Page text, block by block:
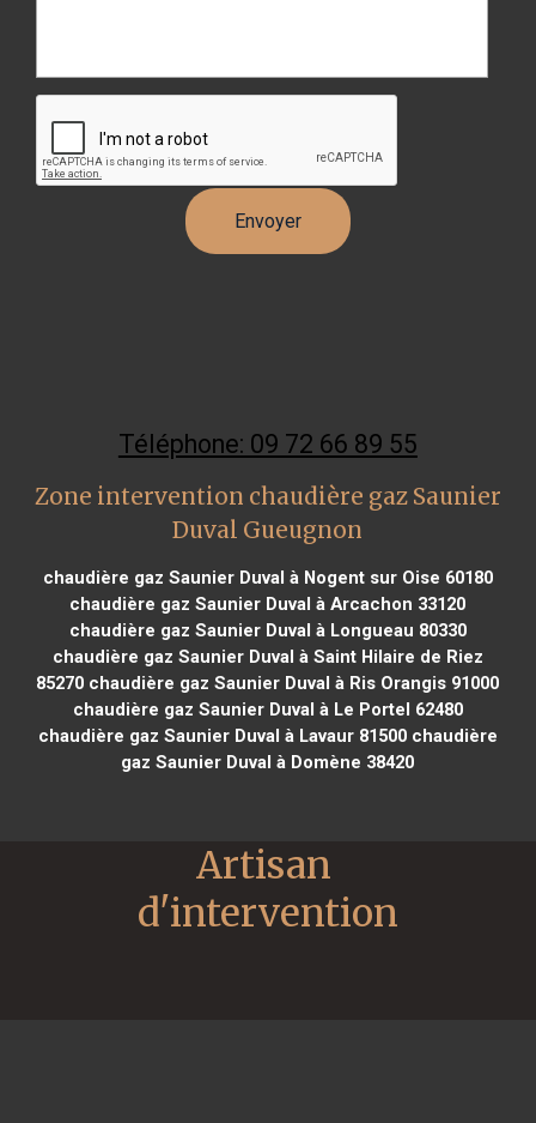
Téléphone: 09 72 66 89 55
Zone intervention chaudière gaz Saunier
Duval Gueugnon
chaudière gaz Saunier Duval à Nogent sur Oise 60180
chaudière gaz Saunier Duval à Arcachon 33120
chaudière gaz Saunier Duval à Longueau 80330
chaudière gaz Saunier Duval à Saint Hilaire de Riez
85270 chaudière gaz Saunier Duval à Ris Orangis 91000
chaudière gaz Saunier Duval à Le Portel 62480
chaudière gaz Saunier Duval à Lavaur 81500chaudière
gaz Saunier Duval à Domène 38420
Artisan
d'intervention